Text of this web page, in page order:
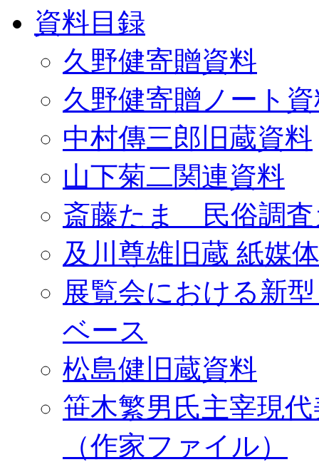
資料目録
久野健寄贈資料
久野健寄贈ノート
中村傳三郎旧蔵資料
山下菊二関連資料
斎藤たま 民俗調査
及川尊雄旧蔵 紙媒
展覧会における新
ベース
松島健旧蔵資料
笹木繁男氏主宰現
（作家ファイル）